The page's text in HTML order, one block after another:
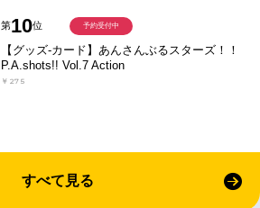
第10位
【グッズ-カード】あんさんぶるスターズ！！
P.A.shots!! Vol.7 Action
￥275
予約受付中
すべて見る